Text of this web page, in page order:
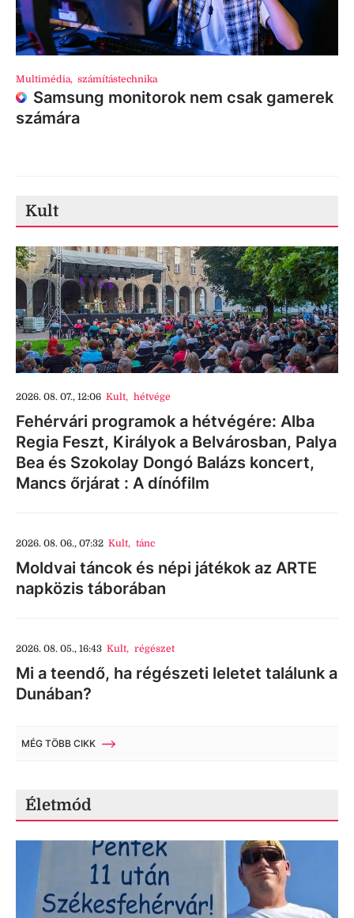
Multimédia, számítástechnika
Samsung monitorok nem csak gamerek
számára
Kult
2026. 08. 07., 12:06 Kult, hétvége
Fehérvári programok a hétvégére: Alba
Regia Feszt, Királyok a Belvárosban, Palya
Bea és Szokolay Dongó Balázs koncert,
Mancs őrjárat : A dínófilm
2026. 08. 06., 07:32 Kult, tánc
Moldvai táncok és népi játékok az ARTE
napközis táborában
2026. 08. 05., 16:43 Kult, régészet
Mi a teendő, ha régészeti leletet találunk a
Dunában?
MÉG TÖBB CIKK
Életmód